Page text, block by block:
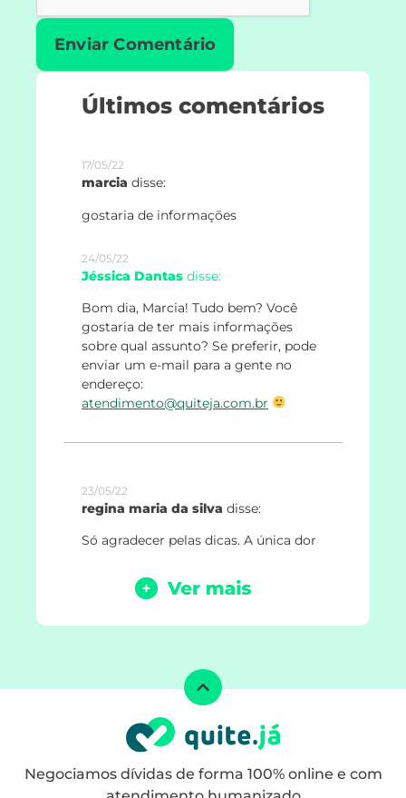
Últimos comentários
marcia disse:
17/05/22
gostaria de informações
Jéssica Dantas disse:
24/05/22
Bom dia, Marcia! Tudo bem? Você
gostaria de ter mais informações
sobre qual assunto? Se preferir, pode
enviar um e-mail para a gente no
endereço:
atendimento@quiteja.com.br
regina maria da silva disse:
23/05/22
Só agradecer pelas dicas. A única dor
do Banco do Brasil. E com as dicas
que li nesse site estou enviando
disse:
Oi, Regina! Ficamos muito felizes
com seu comentário, conte sempre
com a gente, viu?
Negociamos dívidas de forma 100% online e com